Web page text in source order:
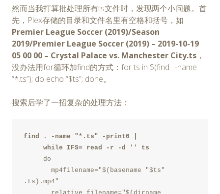
然而当我打算批处理所有ts文件时，发现两个小问题。首
先，Plex存储的目录和文件名里有空格和括号，如
Premier League Soccer (2019)/Season
2019/Premier League Soccer (2019) – 2019-10-19
05 00 00 – Crystal Palace vs. Manchester City.ts ，
没办法用for循环加find的方式：for ts in $(find . -name
“*.ts”); do echo “$ts”; done。
搜索后学了一招复杂的处理方法：
find . -name "*.ts" -print0 |
     while IFS= read -r -d '' ts
     do
.ts).mp4"